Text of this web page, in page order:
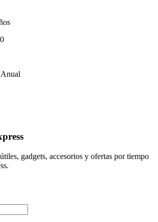
Anual
gadgets, accesorios y ofertas por tiempo